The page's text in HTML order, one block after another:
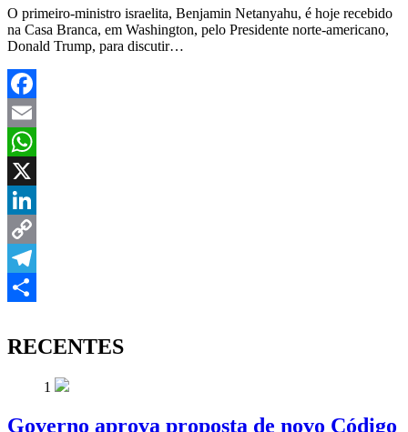
O primeiro-ministro israelita, Benjamin Netanyahu, é hoje recebido
na Casa Branca, em Washington, pelo Presidente norte-americano,
Donald Trump, para discutir…
Facebook
Email
WhatsApp
X
LinkedIn
Copy
Link
Telegram
RECENTES
1
Governo aprova proposta de novo Código